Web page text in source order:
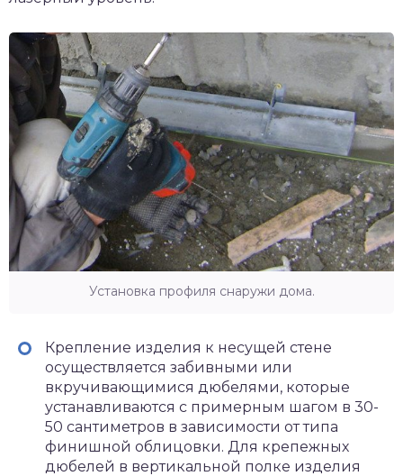
Установка профиля снаружи дома.
Крепление изделия к несущей стене
осуществляется забивными или
вкручивающимися дюбелями, которые
устанавливаются с примерным шагом в 30-
50 сантиметров в зависимости от типа
финишной облицовки. Для крепежных
дюбелей в вертикальной полке изделия